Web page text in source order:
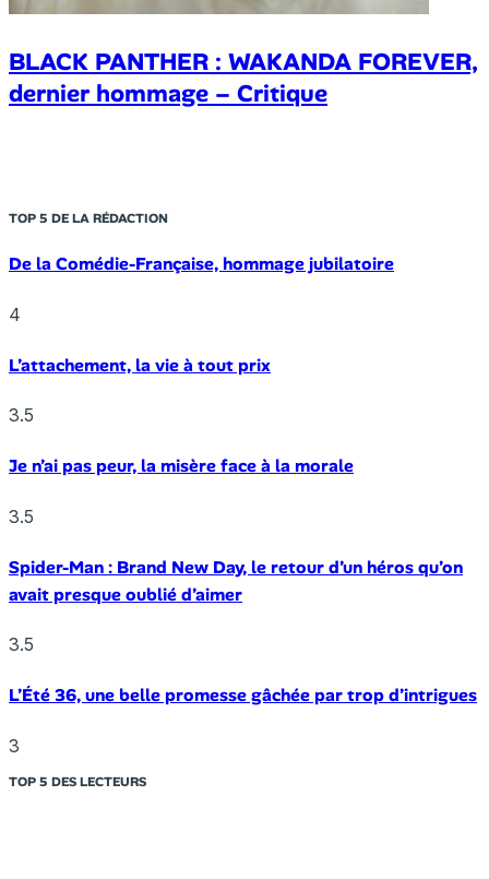
BLACK PANTHER : WAKANDA FOREVER,
dernier hommage – Critique
TOP 5 DE LA RÉDACTION
De la Comédie-Française, hommage jubilatoire
4
L’attachement, la vie à tout prix
3.5
Je n’ai pas peur, la misère face à la morale
3.5
Spider-Man : Brand New Day, le retour d’un héros qu’on
avait presque oublié d’aimer
3.5
L’Été 36, une belle promesse gâchée par trop d’intrigues
3
TOP 5 DES LECTEURS